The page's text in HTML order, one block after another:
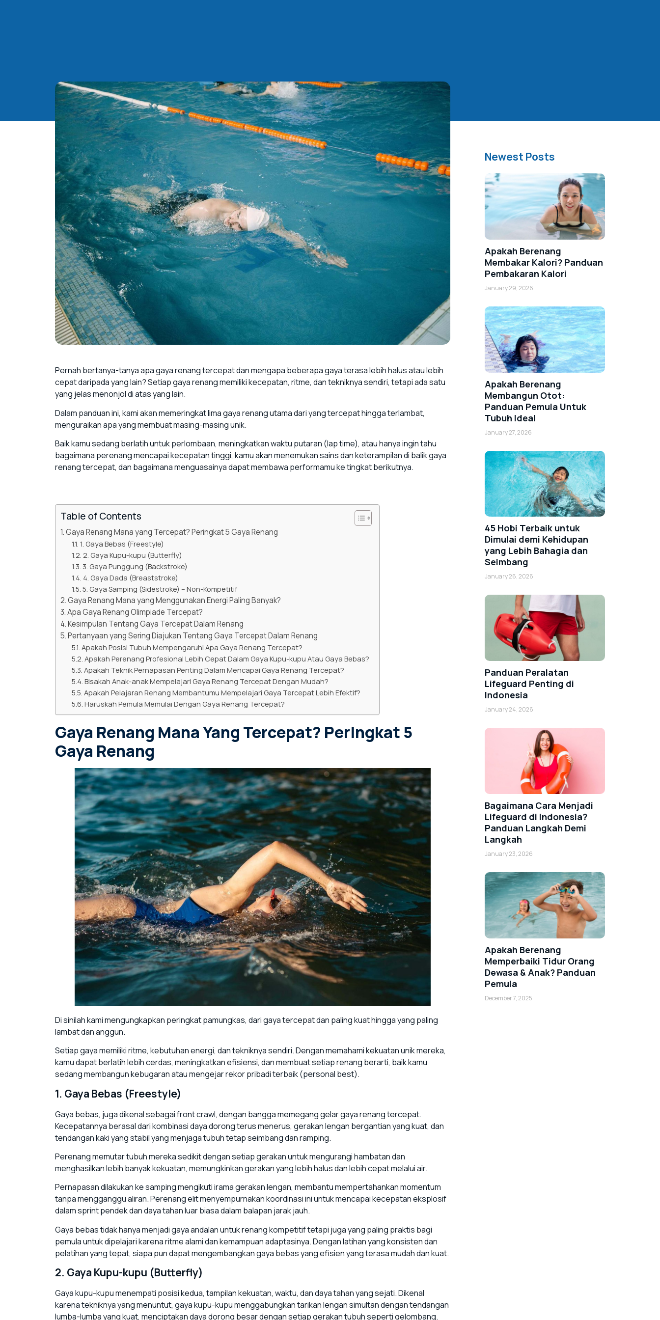
Pernah bertanya-tanya apa gaya renang tercepat dan mengapa beberapa gaya terasa lebih halus atau lebih
cepat daripada yang lain? Setiap gaya renang memiliki kecepatan, ritme, dan tekniknya sendiri, tetapi ada satu
yang jelas menonjol di atas yang lain.
Dalam panduan ini, kami akan memeringkat lima gaya renang utama dari yang tercepat hingga terlambat,
menguraikan apa yang membuat masing-masing unik.
Baik kamu sedang berlatih untuk perlombaan, meningkatkan waktu putaran (lap time), atau hanya ingin tahu
bagaimana perenang mencapai kecepatan tinggi, kamu akan menemukan sains dan keterampilan di balik gaya
renang tercepat, dan bagaimana menguasainya dapat membawa performamu ke tingkat berikutnya.
Table of Contents
Gaya Renang Mana yang Tercepat? Peringkat 5 Gaya Renang
1. Gaya Bebas (Freestyle)
2. Gaya Kupu-kupu (Butterfly)
3. Gaya Punggung (Backstroke)
4. Gaya Dada (Breaststroke)
5. Gaya Samping (Sidestroke) – Non-Kompetitif
Gaya Renang Mana yang Menggunakan Energi Paling Banyak?
Apa Gaya Renang Olimpiade Tercepat?
Kesimpulan Tentang Gaya Tercepat Dalam Renang
Pertanyaan yang Sering Diajukan Tentang Gaya Tercepat Dalam Renang
Apakah Posisi Tubuh Mempengaruhi Apa Gaya Renang Tercepat?
Apakah Perenang Profesional Lebih Cepat Dalam Gaya Kupu-kupu Atau Gaya Bebas?
Apakah Teknik Pernapasan Penting Dalam Mencapai Gaya Renang Tercepat?
Bisakah Anak-anak Mempelajari Gaya Renang Tercepat Dengan Mudah?
Apakah Pelajaran Renang Membantumu Mempelajari Gaya Tercepat Lebih Efektif?
Haruskah Pemula Memulai Dengan Gaya Renang Tercepat?
Gaya Renang Mana Yang Tercepat? Peringkat 5
Gaya Renang
Di sinilah kami mengungkapkan peringkat pamungkas, dari gaya tercepat dan paling kuat hingga yang paling
lambat dan anggun.
Setiap gaya memiliki ritme, kebutuhan energi, dan tekniknya sendiri. Dengan memahami kekuatan unik mereka,
kamu dapat berlatih lebih cerdas, meningkatkan efisiensi, dan membuat setiap renang berarti, baik kamu
sedang membangun kebugaran atau mengejar rekor pribadi terbaik (personal best).
1. Gaya Bebas (Freestyle)
Gaya bebas, juga dikenal sebagai front crawl, dengan bangga memegang gelar gaya renang tercepat.
Kecepatannya berasal dari kombinasi daya dorong terus menerus, gerakan lengan bergantian yang kuat, dan
tendangan kaki yang stabil yang menjaga tubuh tetap seimbang dan ramping.
Perenang memutar tubuh mereka sedikit dengan setiap gerakan untuk mengurangi hambatan dan
menghasilkan lebih banyak kekuatan, memungkinkan gerakan yang lebih halus dan lebih cepat melalui air.
Pernapasan dilakukan ke samping mengikuti irama gerakan lengan, membantu mempertahankan momentum
tanpa mengganggu aliran. Perenang elit menyempurnakan koordinasi ini untuk mencapai kecepatan eksplosif
dalam sprint pendek dan daya tahan luar biasa dalam balapan jarak jauh.
Gaya bebas tidak hanya menjadi gaya andalan untuk renang kompetitif tetapi juga yang paling praktis bagi
pemula untuk dipelajari karena ritme alami dan kemampuan adaptasinya. Dengan latihan yang konsisten dan
pelatihan yang tepat, siapa pun dapat mengembangkan gaya bebas yang efisien yang terasa mudah dan kuat.
2. Gaya Kupu-kupu (Butterfly)
Gaya kupu-kupu menempati posisi kedua, tampilan kekuatan, waktu, dan daya tahan yang sejati. Dikenal
karena tekniknya yang menuntut, gaya kupu-kupu menggabungkan tarikan lengan simultan dengan tendangan
lumba-lumba yang kuat, menciptakan daya dorong besar dengan setiap gerakan tubuh seperti gelombang.
Newest Posts
Apakah Berenang
Membakar Kalori? Panduan
Pembakaran Kalori
January 29, 2026
Apakah Berenang
Membangun Otot:
Panduan Pemula Untuk
Tubuh Ideal
January 27, 2026
45 Hobi Terbaik untuk
Dimulai demi Kehidupan
yang Lebih Bahagia dan
Seimbang
January 26, 2026
Panduan Peralatan
Lifeguard Penting di
Indonesia
January 24, 2026
Bagaimana Cara Menjadi
Lifeguard di Indonesia?
Panduan Langkah Demi
Langkah
January 23, 2026
Apakah Berenang
Memperbaiki Tidur Orang
Dewasa & Anak? Panduan
Pemula
December 7, 2025